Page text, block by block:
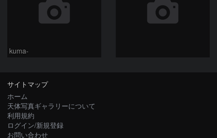
kuma-
サイトマップ
ホーム
天体写真ギャラリーについて
利用規約
ログイン/新規登録
お問い合わせ